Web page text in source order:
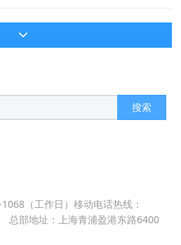
搜索
（工作日）移动电话热线：
总部地址：上海青浦盈港东路6400